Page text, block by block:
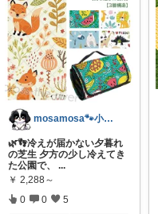
mosamosa🐾小さめバッグの日々✨
🌿👣冷えが届かない夕暮れ
の芝生 夕方の少し冷えてき
た公園で、
...
￥ 2,288～
0 0 5